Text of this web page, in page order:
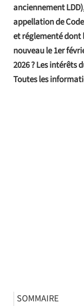
anciennement
appellation de
et réglementé dont
nouveau le 1er
2026 ? Les intérêts
Toutes les
SOMMAIRE